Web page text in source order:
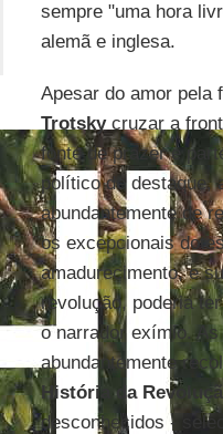
sempre "uma hora
alemã e inglesa.
Apesar do amor pela
Trotskycruzar a
fonte de prazer e
político de destaque,
abundantemente de
os excepcionais
amadurecimento, e
revolução, poderia
o narrador exímio.
abundantemente
História da
desconhecidos -